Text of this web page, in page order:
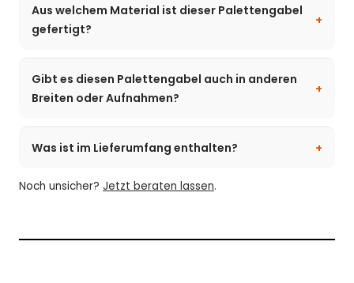
Aus welchem Material ist dieser Palettengabel
gefertigt?
Gibt es diesen Palettengabel auch in anderen
Breiten oder Aufnahmen?
Was ist im Lieferumfang enthalten?
Noch unsicher? Jetzt beraten lassen.